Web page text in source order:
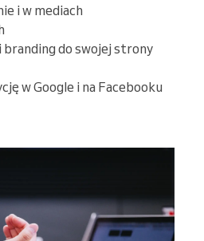
i w mediach
branding do swojej strony
w Google i na Facebooku